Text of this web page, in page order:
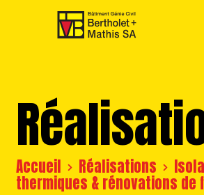
Accueil Réalisations
thermiques & rénovations de